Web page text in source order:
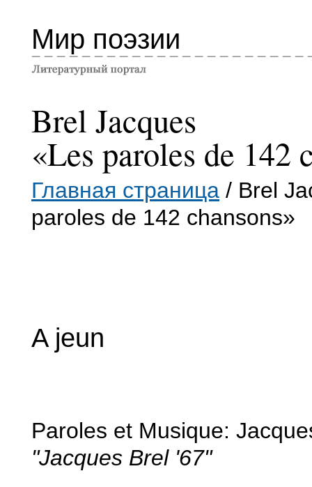
Мир поэзии
Brel Jacques
«Les paroles de 142
Главная страница / Brel
paroles de 142 chansons»
A jeun
Paroles et Musique:
"Jacques Brel '67"